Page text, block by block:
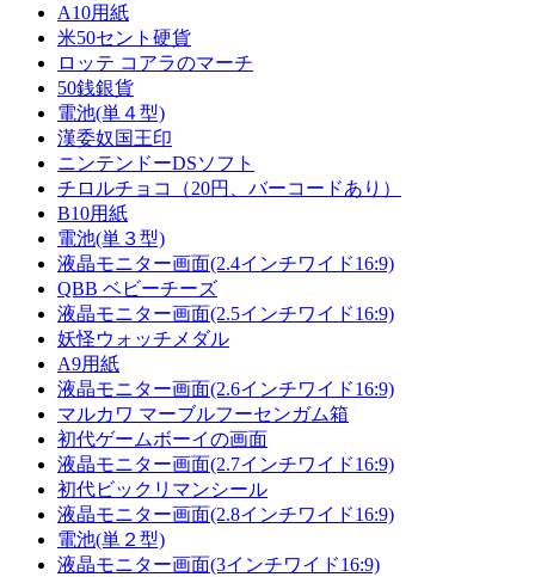
A10用紙
米50セント硬貨
ロッテ コアラのマーチ
50銭銀貨
電池(単４型)
漢委奴国王印
ニンテンドーDSソフト
チロルチョコ（20円、バーコードあり）
B10用紙
電池(単３型)
液晶モニター画面(2.4インチワイド16:9)
QBB ベビーチーズ
液晶モニター画面(2.5インチワイド16:9)
妖怪ウォッチメダル
A9用紙
液晶モニター画面(2.6インチワイド16:9)
マルカワ マーブルフーセンガム箱
初代ゲームボーイの画面
液晶モニター画面(2.7インチワイド16:9)
初代ビックリマンシール
液晶モニター画面(2.8インチワイド16:9)
電池(単２型)
液晶モニター画面(3インチワイド16:9)